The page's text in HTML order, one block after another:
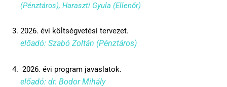
(Pénztáros), Haraszti Gyula (Ellenőr)
2026. évi költségvetési tervezet.
előadó: Szabó Zoltán (Pénztáros)
2026. évi program javaslatok.
előadó: dr. Bodor Mihály